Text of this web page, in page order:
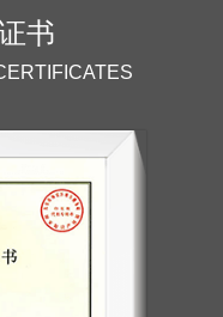
书